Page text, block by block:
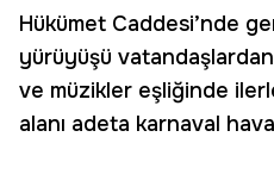
Hükümet Caddesi’nde
yürüyüşü
ve müzikler eşliğinde
alanı adeta karnaval